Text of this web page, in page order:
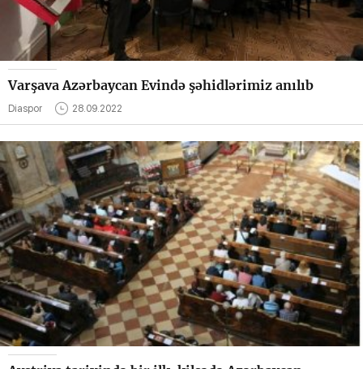
Varşava Azərbaycan Evində şəhidlərimiz anılıb
Diaspor 28.09.2022